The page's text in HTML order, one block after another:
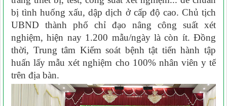
bị tình huống xấu, dập dịch ở cấp độ cao. Chủ tịch
UBND thành phố chỉ đạo nâng công suất xét
nghiệm, hiện nay 1.200 mẫu/ngày là còn ít. Ðồng
thời, Trung tâm Kiểm soát bệnh tật tiến hành tập
huấn lấy mẫu xét nghiệm cho 100% nhân viên y tế
trên địa bàn.